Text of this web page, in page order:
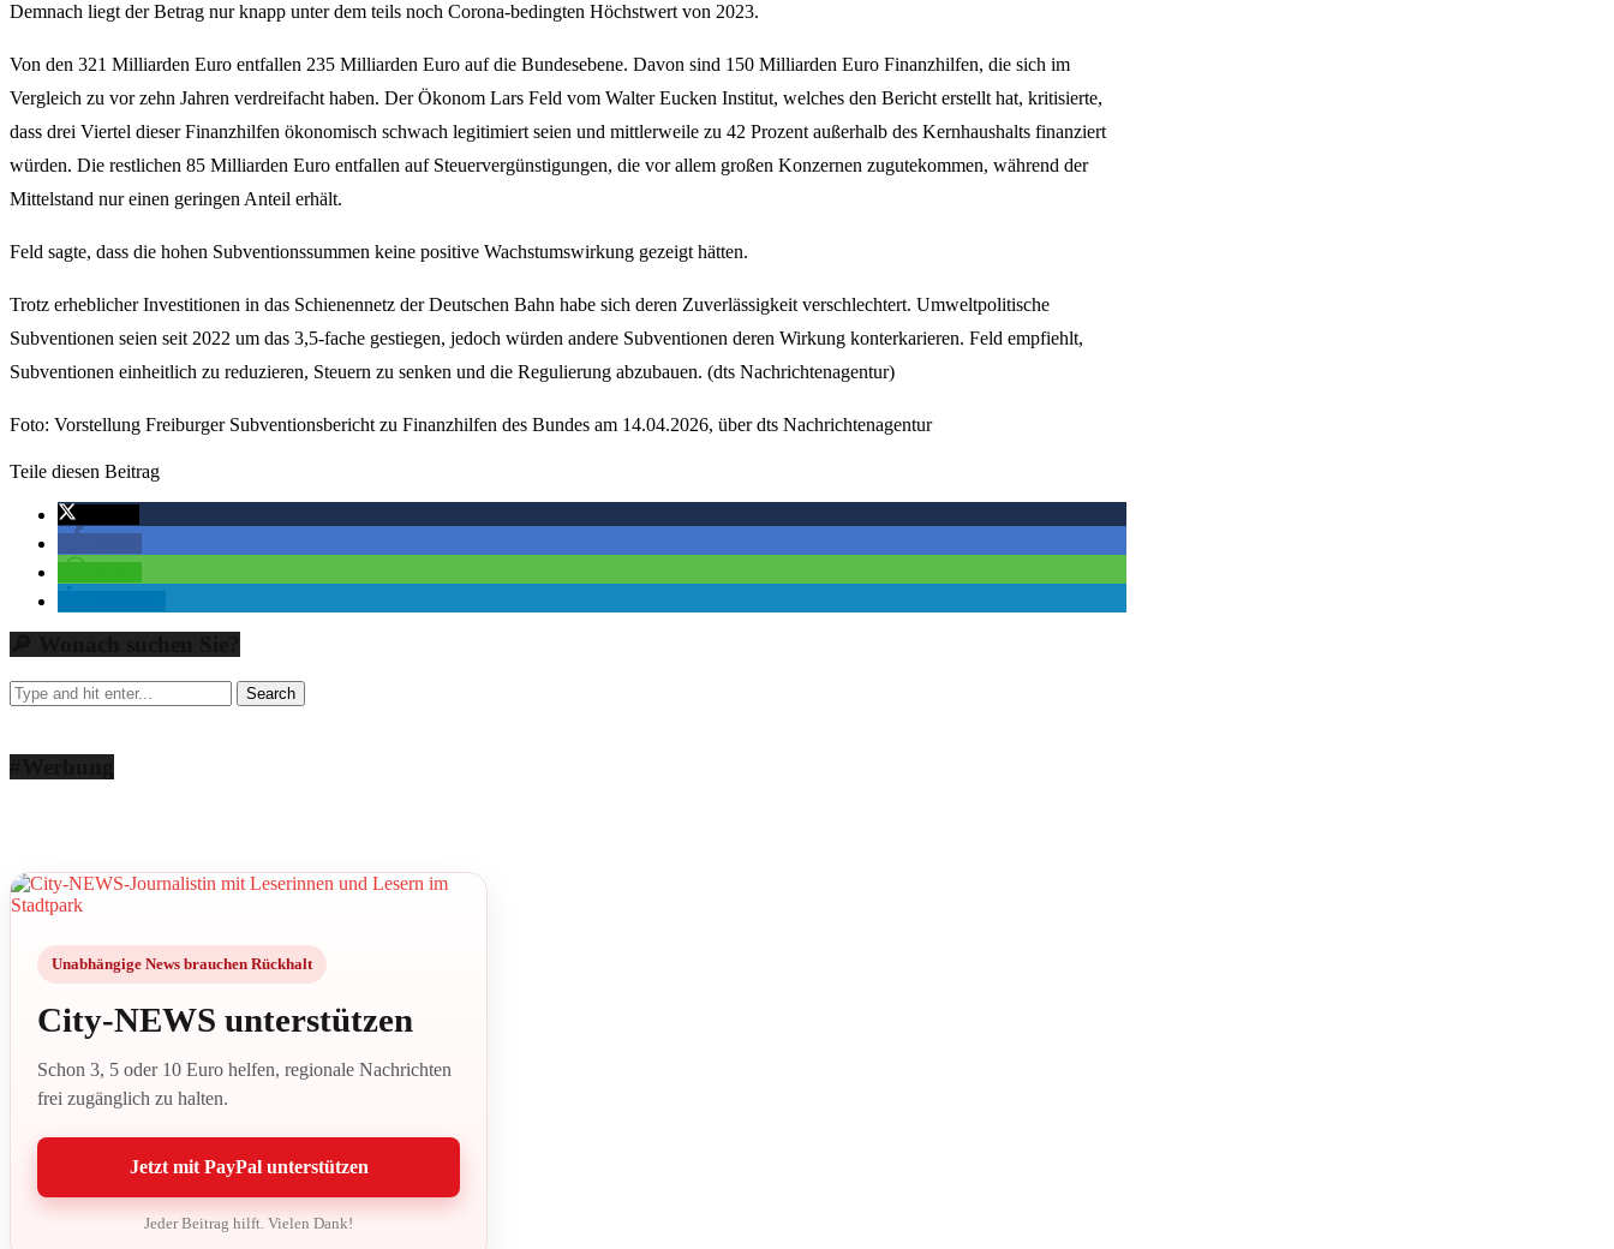
Demnach liegt der Betrag nur knapp unter dem teils noch Corona-bedingten Höchstwert von 2023.
Von den 321 Milliarden Euro entfallen 235 Milliarden Euro auf die Bundesebene. Davon sind 150 Milliarden Euro Finanzhilfen, die sich im
Vergleich zu vor zehn Jahren verdreifacht haben. Der Ökonom Lars Feld vom Walter Eucken Institut, welches den Bericht erstellt hat, kritisierte,
dass drei Viertel dieser Finanzhilfen ökonomisch schwach legitimiert seien und mittlerweile zu 42 Prozent außerhalb des Kernhaushalts finanziert
würden. Die restlichen 85 Milliarden Euro entfallen auf Steuervergünstigungen, die vor allem großen Konzernen zugutekommen, während der
Mittelstand nur einen geringen Anteil erhält.
Feld sagte, dass die hohen Subventionssummen keine positive Wachstumswirkung gezeigt hätten.
Trotz erheblicher Investitionen in das Schienennetz der Deutschen Bahn habe sich deren Zuverlässigkeit verschlechtert. Umweltpolitische
Subventionen seien seit 2022 um das 3,5-fache gestiegen, jedoch würden andere Subventionen deren Wirkung konterkarieren. Feld empfiehlt,
Subventionen einheitlich zu reduzieren, Steuern zu senken und die Regulierung abzubauen. (dts Nachrichtenagentur)
Foto: Vorstellung Freiburger Subventionsbericht zu Finanzhilfen des Bundes am 14.04.2026, über dts Nachrichtenagentur
Teile diesen Beitrag
Unabhängige News brauchen Rückhalt
City-NEWS unterstützen
Schon 3, 5 oder 10 Euro helfen, regionale Nachrichten
frei zugänglich zu halten.
Jetzt mit PayPal unterstützen
Jeder Beitrag hilft. Vielen Dank!